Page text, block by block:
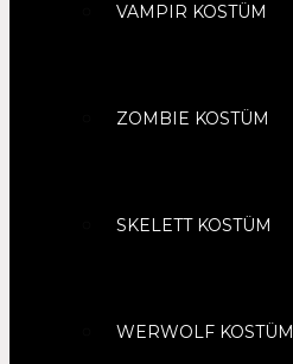
VAMPIR KOSTÜM
ZOMBIE KOSTÜM
SKELETT KOSTÜM
WERWOLF KOSTÜM